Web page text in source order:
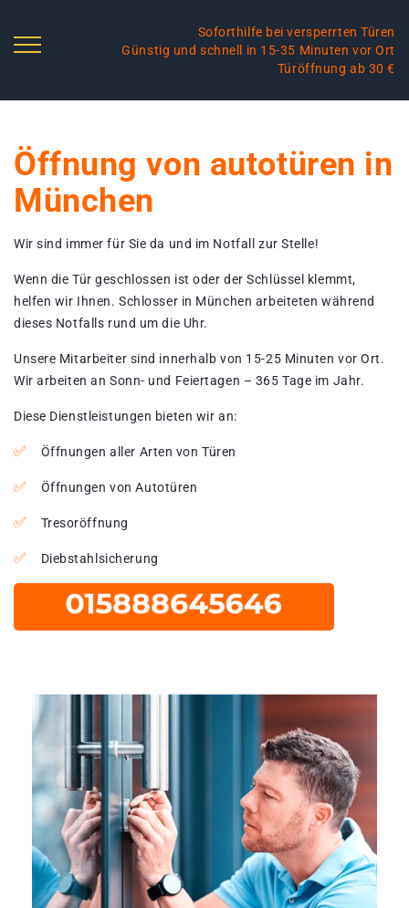
Soforthilfe bei versperrten Türen
Günstig und schnell in 15-35 Minuten vor Ort
Türöffnung ab 30 €
Öffnung von autotüren in
München
Wir sind immer für Sie da und im Notfall zur Stelle!
Wenn die Tür geschlossen ist oder der Schlüssel klemmt,
helfen wir Ihnen. Schlosser in München arbeiteten während
dieses Notfalls rund um die Uhr.
Unsere Mitarbeiter sind innerhalb von 15-25 Minuten vor Ort.
Wir arbeiten an Sonn- und Feiertagen – 365 Tage im Jahr.
Diese Dienstleistungen bieten wir an:
Öffnungen aller Arten von Türen
Öffnungen von Autotüren
Tresoröffnung
Diebstahlsicherung